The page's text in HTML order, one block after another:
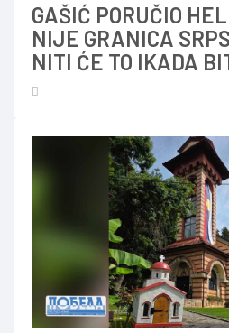
GAŠIĆ PORUČIO
NIJE GRANICA
NITI ĆE TO IKADA